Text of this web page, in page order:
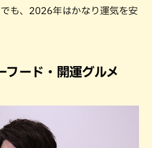
も、2026年はかなり運気を安
ード・開運グルメ